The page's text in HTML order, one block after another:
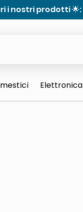
i nostri prodotti 🌟:
Elettronica